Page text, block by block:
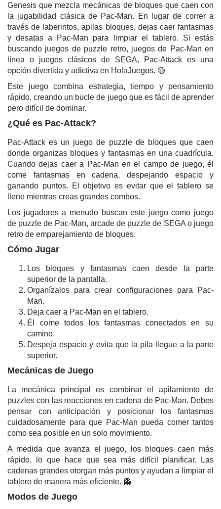
Genesis que mezcla mecánicas de bloques que caen con
la jugabilidad clásica de Pac-Man. En lugar de correr a
través de laberintos, apilas bloques, dejas caer fantasmas
y desatas a Pac-Man para limpiar el tablero. Si estás
buscando juegos de puzzle retro, juegos de Pac-Man en
línea o juegos clásicos de SEGA, Pac-Attack es una
opción divertida y adictiva en HolaJuegos. 🟡
Este juego combina estrategia, tiempo y pensamiento
rápido, creando un bucle de juego que es fácil de aprender
pero difícil de dominar.
¿Qué es Pac-Attack?
Pac-Attack es un juego de puzzle de bloques que caen
donde organizas bloques y fantasmas en una cuadrícula.
Cuando dejas caer a Pac-Man en el campo de juego, él
come fantasmas en cadena, despejando espacio y
ganando puntos. El objetivo es evitar que el tablero se
llene mientras creas grandes combos.
Los jugadores a menudo buscan este juego como juego
de puzzle de Pac-Man, arcade de puzzle de SEGA o juego
retro de emparejamiento de bloques.
Cómo Jugar
Los bloques y fantasmas caen desde la parte
superior de la pantalla.
Organízalos para crear configuraciones para Pac-
Man.
Deja caer a Pac-Man en el tablero.
Él come todos los fantasmas conectados en su
camino.
Despeja espacio y evita que la pila llegue a la parte
superior.
Mecánicas de Juego
La mecánica principal es combinar el apilamiento de
puzzles con las reacciones en cadena de Pac-Man. Debes
pensar con anticipación y posicionar los fantasmas
cuidadosamente para que Pac-Man pueda comer tantos
como sea posible en un solo movimiento.
A medida que avanza el juego, los bloques caen más
rápido, lo que hace que sea más difícil planificar. Las
cadenas grandes otorgan más puntos y ayudan a limpiar el
tablero de manera más eficiente. 👻
Modos de Juego